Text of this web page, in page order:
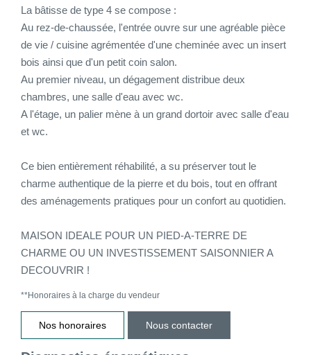
La bâtisse de type 4 se compose :
Au rez-de-chaussée, l'entrée ouvre sur une agréable pièce
de vie / cuisine agrémentée d'une cheminée avec un insert
bois ainsi que d'un petit coin salon.
Au premier niveau, un dégagement distribue deux
chambres, une salle d'eau avec wc.
A l'étage, un palier mène à un grand dortoir avec salle d'eau
et wc.
Ce bien entièrement réhabilité, a su préserver tout le
charme authentique de la pierre et du bois, tout en offrant
des aménagements pratiques pour un confort au quotidien.
MAISON IDEALE POUR UN PIED-A-TERRE DE
CHARME OU UN INVESTISSEMENT SAISONNIER A
DECOUVRIR !
**Honoraires à la charge du vendeur
Nos honoraires Nous contacter